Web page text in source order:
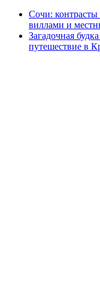
Сочи: контрасты
виллами и
Загадочная
путешествие в